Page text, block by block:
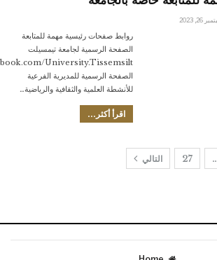
26, 2023
روابط صفحات رئيسية مهمة للمتابعة
الصفحة الرسمية لجامعة تيمسيلت
University.Tissemsilt
الصفحة الرسمية للمديرية الفرعية
للأنشطة العلمية والثقافية والرياضية…
اقرأ أكثر...
27 التالي